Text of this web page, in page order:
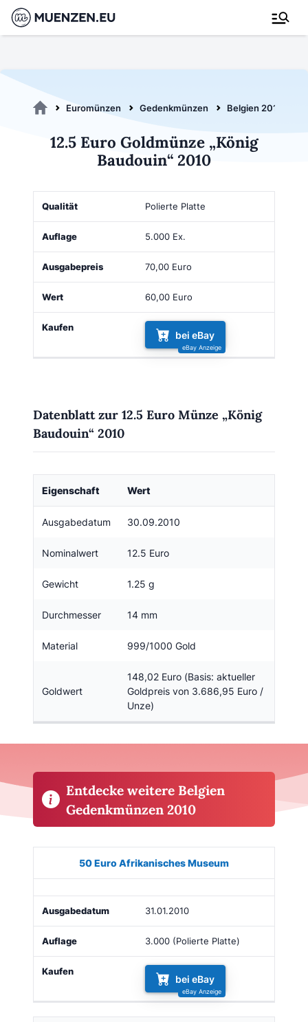
Euromünzen Gedenkmünzen Belgien 2010
12.5 Euro Goldmünze „König
Baudouin“ 2010
Qualität Ausgabepreis
Polierte Platte
5.000 Ex.
70,00 Euro
60,00 Euro
bei eBay
Datenblatt zur 12.5 Euro Münze „König
Baudouin“ 2010
Eigenschaft Wert
Ausgabedatum 30.09.2010
Nominalwert 12.5 Euro
Gewicht 1.25 g
Durchmesser 14 mm
Material 999/1000 Gold
Goldwert
148,02 Euro (Basis: aktueller
Goldpreis von 3.686,95 Euro /
Unze)
Entdecke weitere Belgien
Gedenkmünzen 2010
Bild Ausgabe Auflage
50 Euro Afrikanisches Museum
31.01.2010
3.000 (Polierte Platte)
bei eBay